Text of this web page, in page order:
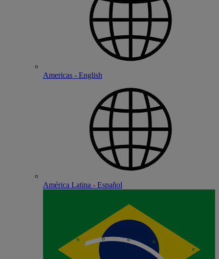
Americas - English
América Latina - Español